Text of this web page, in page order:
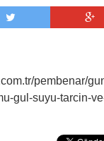
pembenar/
gul-suyu-tarcin-